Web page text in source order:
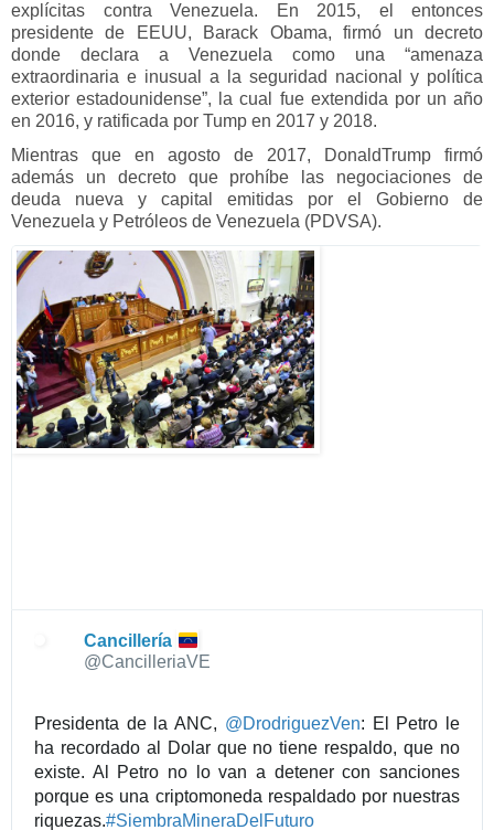
explícitas contra Venezuela. En 2015, el entonces
presidente de EEUU, Barack Obama, firmó un decreto
donde declara a Venezuela como una “amenaza
extraordinaria e inusual a la seguridad nacional y política
exterior estadounidense”, la cual fue extendida por un año
en 2016, y ratificada por Tump en 2017 y 2018.
Mientras que en agosto de 2017, DonaldTrump firmó
además un decreto que prohíbe las negociaciones de
deuda nueva y capital emitidas por el Gobierno de
Venezuela y Petróleos de Venezuela (PDVSA).
V
e
m
a
g
e
n
Cancillería
@CancilleriaVE
Presidenta de la ANC, @DrodriguezVen: El Petro le
ha recordado al Dolar que no tiene respaldo, que no
existe. Al Petro no lo van a detener con sanciones
porque es una criptomoneda respaldado por nuestras
riquezas.#SiembraMineraDelFuturo